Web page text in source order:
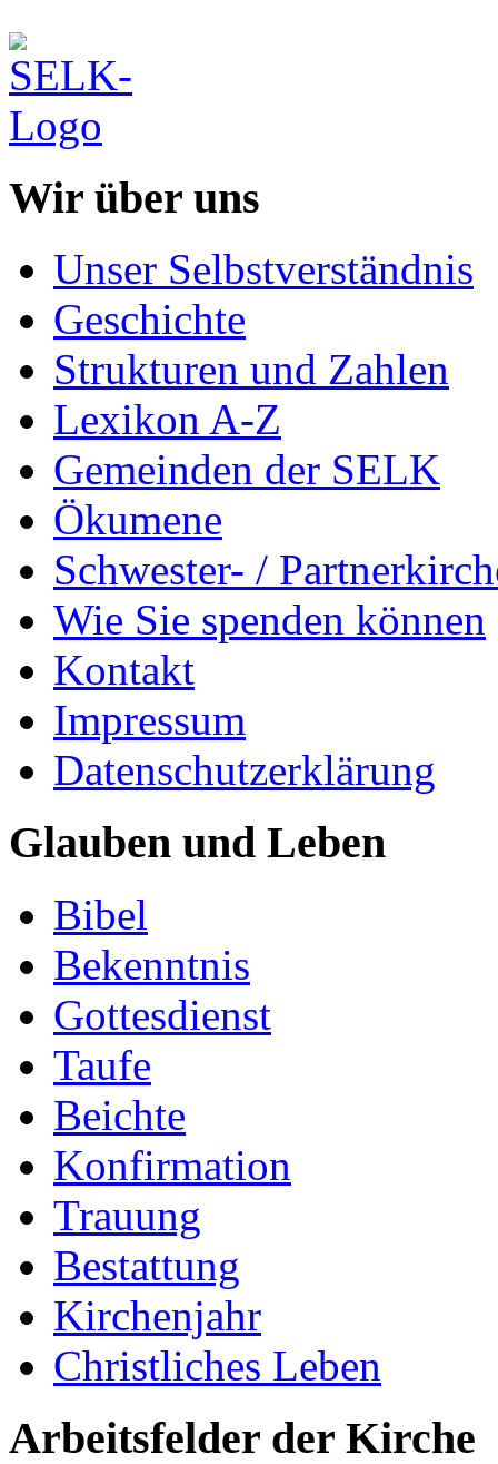
Wir über uns
Unser Selbstverständnis
Geschichte
Strukturen und Zahlen
Lexikon A-Z
Gemeinden der SELK
Ökumene
Schwester- /
Wie Sie spenden können
Kontakt
Impressum
Datenschutzerklärung
Glauben und Leben
Bibel
Bekenntnis
Gottesdienst
Taufe
Beichte
Konfirmation
Trauung
Bestattung
Kirchenjahr
Christliches Leben
Arbeitsfelder der Kirche